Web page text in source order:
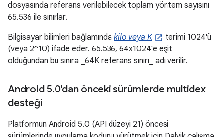
dosyasında referans verilebilecek toplam yöntem sayısını
65.536 ile sınırlar.
Bilgisayar bilimleri bağlamında kilo veya K
terimi 1024'ü
(veya 2^10) ifade eder. 65.536, 64x1024'e eşit
olduğundan bu sınıra _64K referans sınırı_ adı verilir.
Android 5.0'dan önceki sürümlerde multidex
desteği
Platformun Android 5.0 (API düzeyi 21) öncesi